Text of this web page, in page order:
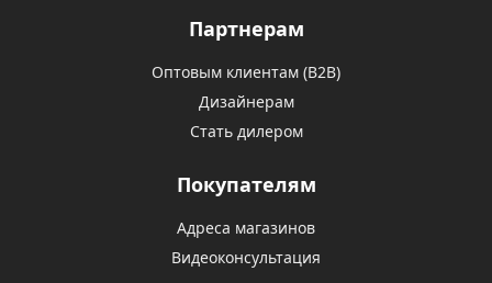
Партнерам
Оптовым клиентам (В2В)
Дизайнерам
Стать дилером
Покупателям
Адреса магазинов
Видеоконсультация